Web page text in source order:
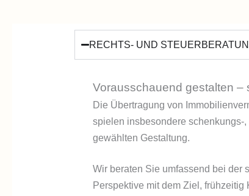
RECHTS- UND
Vorausschauend gestalten –
Die Übertragung von
spielen insbesondere schenkungs-
gewählten Gestaltung.
Wir beraten Sie umfassend bei der
Perspektive mit dem Ziel,